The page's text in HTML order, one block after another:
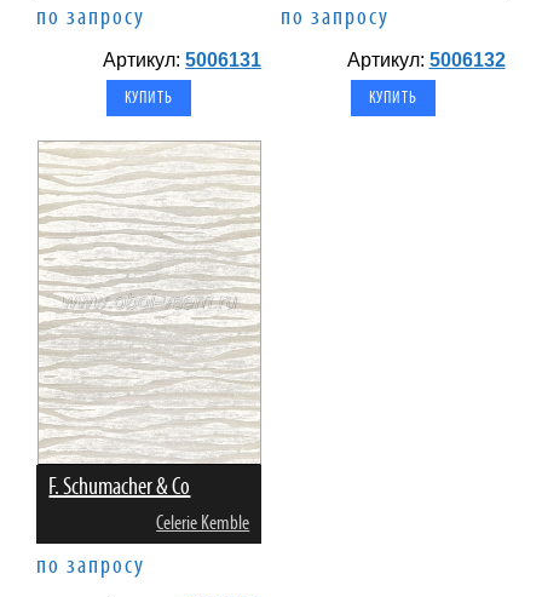
по запросу
Артикул:5006131
по запросу
Артикул: 5006132
F. Schumacher & Co
Celerie Kemble
по запросу